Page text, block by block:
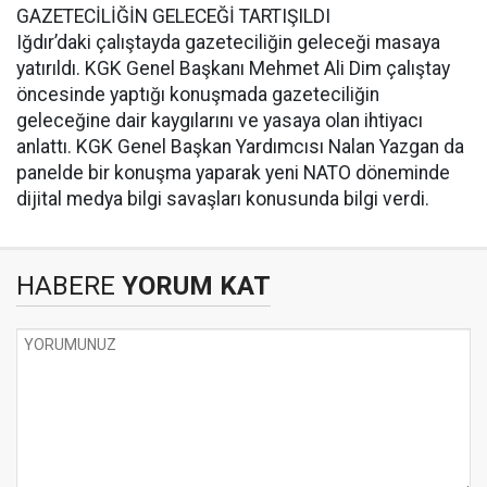
GAZETECİLİĞİN GELECEĞİ TARTIŞILDI
Iğdır’daki çalıştayda gazeteciliğin geleceği masaya
yatırıldı. KGK Genel Başkanı Mehmet Ali Dim çalıştay
öncesinde yaptığı konuşmada gazeteciliğin
geleceğine dair kaygılarını ve yasaya olan ihtiyacı
anlattı. KGK Genel Başkan Yardımcısı Nalan Yazgan da
panelde bir konuşma yaparak yeni NATO döneminde
dijital medya bilgi savaşları konusunda bilgi verdi.
HABERE YORUM KAT